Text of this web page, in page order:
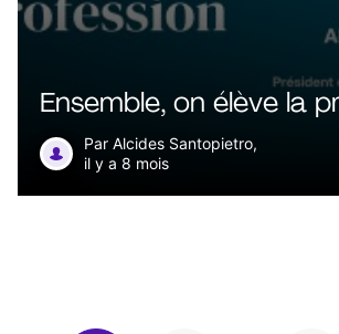
Ensemble, on élève la
Par Alcides Santopietro,
il y a 8 mois